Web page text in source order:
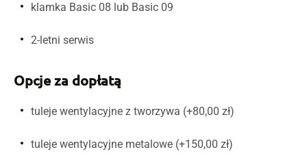
klamka Basic 08 lub Basic 09
2-letni serwis
Opcje za dopłatą
tuleje wentylacyjne z tworzywa (+80,00 zł)
tuleje wentylacyjne metalowe (+150,00 zł)